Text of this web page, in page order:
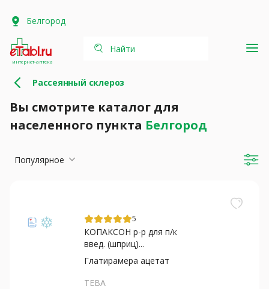
Белгород
интернет-аптека
Найти
Рассеянный склероз
Вы смотрите каталог для
населенного пункта Белгород
Популярное
5
КОПАКСОН р-р для п/к
введ. (шприц)...
Глатирамера ацетат
ТЕВА